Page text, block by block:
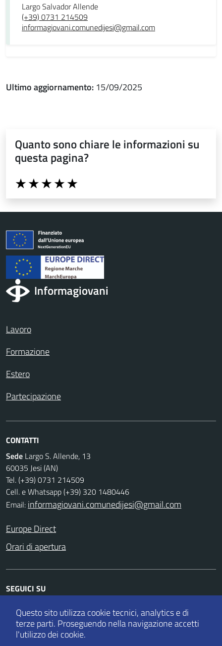
Largo Salvador Allende
(+39) 0731 214509
informagiovani.comunedijesi@gmail.com
Ultimo aggiornamento: 15/09/2025
Quanto sono chiare le informazioni su
questa pagina?
Valuta da 1 a 5 stelle la pagina
Valuta 5 stelle su 5
Valuta 4 stelle su 5
Valuta 3 stelle su 5
Valuta 2 stelle su 5
Valuta 1 stelle su 5
Informagiovani
Lavoro
Formazione
Estero
Partecipazione
CONTATTI
Sede Largo S. Allende, 13
60035 Jesi (AN)
Tel. (+39) 0731 214509
Cell. e Whatsapp (+39) 320 1480446
Email: informagiovani.comunedijesi@gmail.com
Europe Direct
Orari di apertura
SEGUICI SU
FacebookTwitterInstagramWhatsapp
Questo sito utilizza cookie tecnici, analytics e di
terze parti. Proseguendo nella navigazione accetti
l'utilizzo dei cookie.